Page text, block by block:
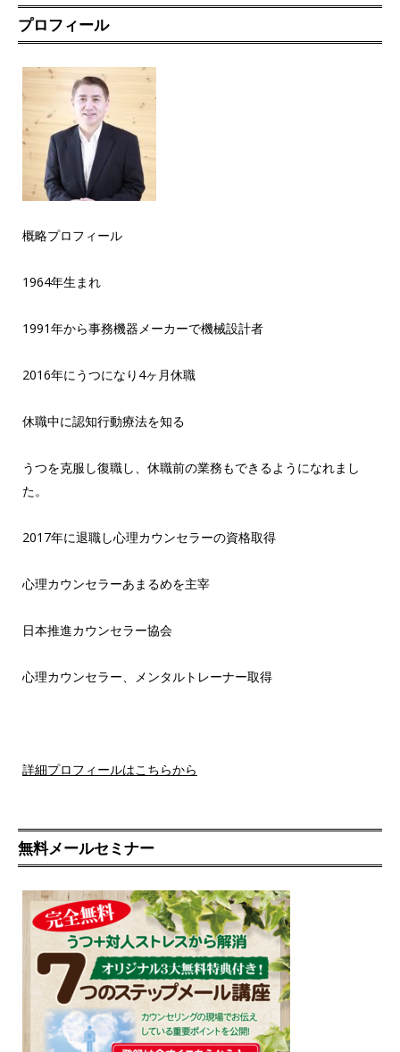
プロフィール
概略プロフィール
1964年生まれ
1991年から事務機器メーカーで機械設計者
2016年にうつになり4ヶ月休職
休職中に認知行動療法を知る
うつを克服し復職し、休職前の業務もできるようになれまし
た。
2017年に退職し心理カウンセラーの資格取得
心理カウンセラーあまるめを主宰
日本推進カウンセラー協会
心理カウンセラー、メンタルトレーナー取得
詳細プロフィールはこちらから
無料メールセミナー